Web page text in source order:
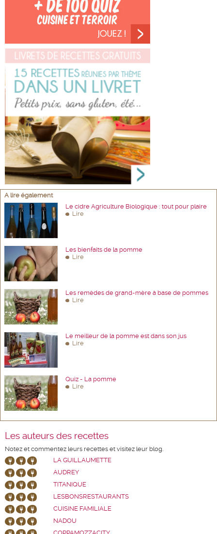
A lire également
Le cidre Agriculture Biologique : tout pour plaire
Lire
Les bienfaits de la pomme
Lire
Les remèdes de grand-mère à base de pommes
Lire
Le meilleur de la pomme est dans son jus
Lire
Quiz - La pomme
Lire
Les auteurs des recettes
Notez et commentez leurs recettes et visitez leur blog.
LA GUILLAUMETTE
AUDREY
TITANIQUE
LESBONSRESTAURANTS
CUISINE FAMILIALE
NADOU